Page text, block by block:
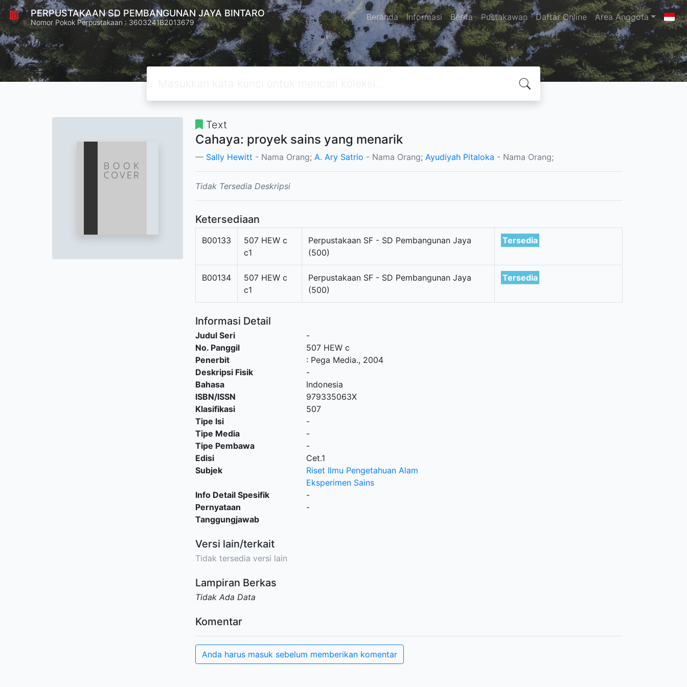
PERPUSTAKAAN SD PEMBANGUNAN JAYA BINTARO
Nomor Pokok Perpustakaan : 3603241B2013679 Beranda Informasi Berita Pustakawan Daftar Online Area Anggota
Text
Cahaya: proyek sains yang menarik
Sally Hewitt - Nama Orang; A. Ary Satrio - Nama Orang; Ayudiyah Pitaloka - Nama Orang;
Tidak Tersedia Deskripsi
Ketersediaan
B00133
507 HEW c
c1
Perpustakaan SF - SD Pembangunan Jaya
(500)
Tersedia
B00134
507 HEW c
c1
Perpustakaan SF - SD Pembangunan Jaya
(500)
Tersedia
Informasi Detail
Judul Seri
-
No. Panggil
507 HEW c
Penerbit
: Pega Media., 2004
Deskripsi Fisik
-
Bahasa
Indonesia
ISBN/ISSN
979335063X
Klasifikasi
507
Tipe Isi
-
Tipe Media
-
Tipe Pembawa
-
Edisi
Cet.1
Subjek
Riset Ilmu Pengetahuan Alam
Eksperimen Sains
Info Detail Spesifik
-
Pernyataan
Tanggungjawab
-
Versi lain/terkait
Tidak tersedia versi lain
Lampiran Berkas
Tidak Ada Data
Komentar
Anda harus masuk sebelum memberikan komentar